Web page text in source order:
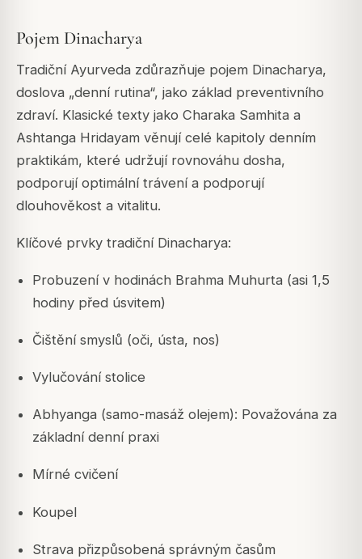
Pojem Dinacharya
Tradiční Ayurveda zdůrazňuje pojem Dinacharya,
doslova „denní rutina“, jako základ preventivního
zdraví. Klasické texty jako Charaka Samhita a
Ashtanga Hridayam věnují celé kapitoly denním
praktikám, které udržují rovnováhu dosha,
podporují optimální trávení a podporují
dlouhověkost a vitalitu.
Klíčové prvky tradiční Dinacharya:
Probuzení v hodinách Brahma Muhurta (asi 1,5
hodiny před úsvitem)
Čištění smyslů (oči, ústa, nos)
Vylučování stolice
Abhyanga (samo-masáž olejem): Považována za
základní denní praxi
Mírné cvičení
Koupel
Strava přizpůsobená správným časům